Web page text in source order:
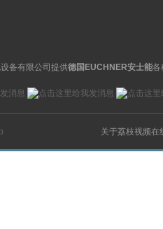
备有限公司提供德国EUCHNER安士能各
关于荔枝视频在